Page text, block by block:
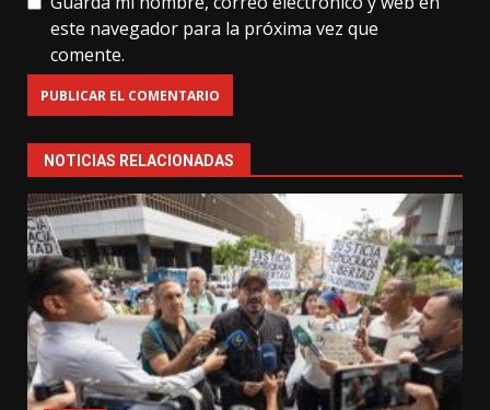
este navegador para la próxima vez que
comente.
NOTICIAS RELACIONADAS